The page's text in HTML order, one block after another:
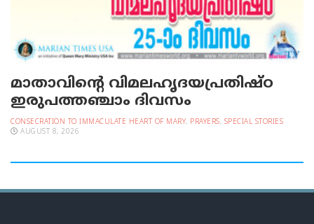
മാതാവിന്റെ വിമലഹൃദയപ്രതിഷ്ഠ
ഇരുപത്തഞ്ചാം ദിവസം
CONSECRATION TO IMMACULATE HEART OF MARY, PRAYERS, SPECIAL STORIES
AUGUST 8, 2026